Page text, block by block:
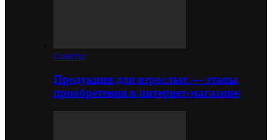
Советы
Продукция для взрослых — этапы
приобретения в интернет-магазине